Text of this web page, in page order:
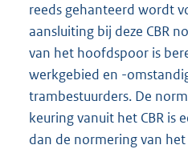
reeds gehanteerd wordt
aansluiting bij deze CBR
van het hoofdspoor is
werkgebied en -
trambestuurders. De
keuring vanuit het CBR is
dan de normering van